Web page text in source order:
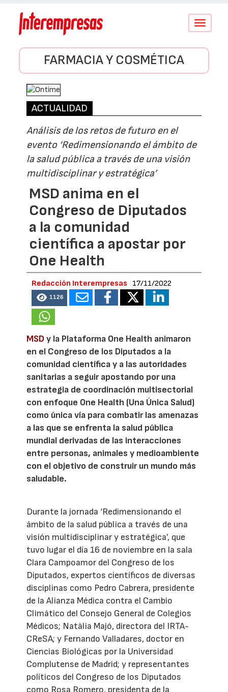
Conmutar
FARMACIA Y COSMÉTICA
ACTUALIDAD
Análisis de los retos de futuro en el
evento ‘Redimensionando el ámbito de
la salud pública a través de una visión
multidisciplinar y estratégica’
MSD anima en el
Congreso de Diputados
a la comunidad
científica a apostar por
One Health
Redacción Interempresas 17/11/2022
1126
MSDy la Plataforma One Health animaron
en el Congreso de los Diputados a la
comunidad científica y a las autoridades
sanitarias a seguir apostando por una
estrategia de coordinación multisectorial
con enfoque One Health (Una Única Salud)
como única vía para combatir las amenazas
a las que se enfrenta la salud pública
mundial derivadas de las interacciones
entre personas, animales y medioambiente
con el objetivo de construir un mundo más
saludable.
Durante la jornada ‘Redimensionando el
ámbito de la salud pública a través de una
visión multidisciplinar y estratégica’, que
tuvo lugar el día 16 de noviembre en la sala
Clara Campoamor del Congreso de los
Diputados, expertos científicos de diversas
disciplinas como Pedro Cabrera, presidente
de la Alianza Médica contra el Cambio
Climático del Consejo General de Colegios
Médicos; Natàlia Majó, directora del IRTA-
CReSA; y Fernando Valladares, doctor en
Ciencias Biológicas por la Universidad
Complutense de Madrid; y representantes
políticos del Congreso de los Diputados